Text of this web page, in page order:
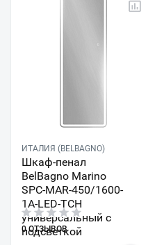
ИТАЛИЯ (BELBAGNO)
Шкаф-пенал
BelBagno Marino
SPC-MAR-450/1600-
1A-LED-TCH
универсальный с
подсветкой
0 ОТЗЫВОВ